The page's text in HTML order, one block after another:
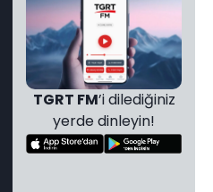
TGRT FM’i dilediğiniz
yerde dinleyin!